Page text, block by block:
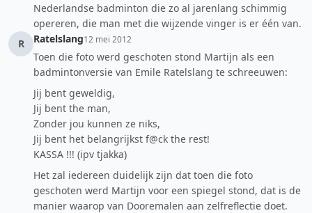
Nederlandse badminton die zo al jarenlang schimmig
opereren, die man met die wijzende vinger is er één van.
R
Ratelslang12 mei 2012
Toen die foto werd geschoten stond Martijn als een
badmintonversie van Emile Ratelslang te schreeuwen:
Jij bent geweldig,
Jij bent the man,
Zonder jou kunnen ze niks,
Jij bent het belangrijkst f@ck the rest!
KASSA !!! (ipv tjakka)
Het zal iedereen duidelijk zijn dat toen die foto
geschoten werd Martijn voor een spiegel stond, dat is de
manier waarop van Dooremalen aan zelfreflectie doet.